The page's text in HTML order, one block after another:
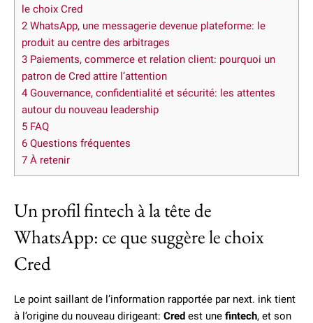
le choix Cred
2 WhatsApp, une messagerie devenue plateforme: le
produit au centre des arbitrages
3 Paiements, commerce et relation client: pourquoi un
patron de Cred attire l’attention
4 Gouvernance, confidentialité et sécurité: les attentes
autour du nouveau leadership
5 FAQ
6 Questions fréquentes
7 À retenir
Un profil fintech à la tête de
WhatsApp: ce que suggère le choix
Cred
Le point saillant de l’information rapportée par next. ink tient
à l’origine du nouveau dirigeant: Cred est une fintech, et son